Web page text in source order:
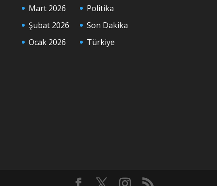
Mart 2026
Şubat 2026
Ocak 2026
Politika
Son Dakika
Türkiye